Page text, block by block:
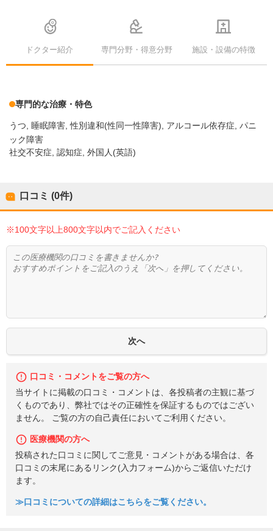
ドクター紹介 専門分野・得意分野 施設・設備の特徴
専門的な治療・特色
うつ 睡眠障害 性別違和(性同一性障害) アルコール依存症 パニ
ック障害
社交不安症, 認知症, 外国人(英語)
口コミ (0件)
※100文字以上800文字以内でご記入ください
口コミ・コメントをご覧の方へ
当サイトに掲載の口コミ・コメントは、各投稿者の主観に基づ
くものであり、弊社ではその正確性を保証するものではござい
ません。 ご覧の方の自己責任においてご利用ください。
医療機関の方へ
投稿された口コミに関してご意見・コメントがある場合は、各
口コミの末尾にあるリンク(入力フォーム)からご返信いただけ
ます。
≫口コミについての詳細はこちらをご覧ください。